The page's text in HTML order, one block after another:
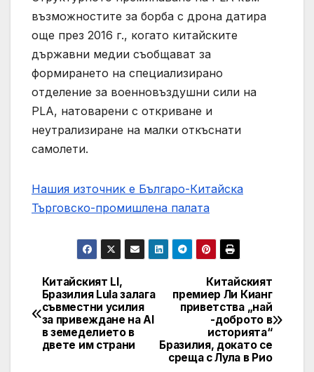
възможностите за борба с дрона датира
още през 2016 г., когато китайските
държавни медии съобщават за
формирането на специализирано
отделение за военновъздушни сили на
PLA, натоварени с откриване и
неутрализиране на малки откъснати
самолети.
Нашия източник е Българо-Китайска
Търговско-промишлена палaта
Post
navigation
Китайският
премиер Ли Кианг
приветства „най
-доброто в
историята“
Бразилия, докато се
среща с Лула в Рио
Китайският LI,
Бразилия Lula залага
съвместни усилия
за привеждане на AI
в земеделието в
двете им страни